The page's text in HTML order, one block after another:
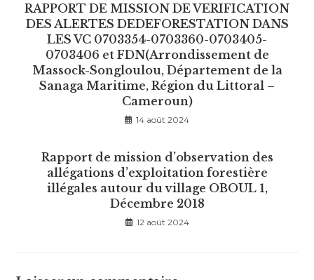
RAPPORT DE MISSION DE VERIFICATION
DES ALERTES DEDEFORESTATION DANS
LES VC 0703354-0703360-0703405-
0703406 et FDN(Arrondissement de
Massock-Songloulou, Département de la
Sanaga Maritime, Région du Littoral –
Cameroun)
14 août 2024
Rapport de mission d’observation des
allégations d’exploitation forestière
illégales autour du village OBOUL 1,
Décembre 2018
12 août 2024